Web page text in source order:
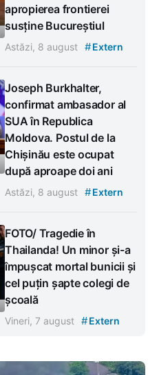
apropierea frontierei
susține Bucureștiul
Astăzi, 8 august #Extern
Joseph Burkhalter,
confirmat ambasador al
SUA în Republica
Moldova. Postul de la
Chișinău este ocupat
după aproape doi ani
Astăzi, 8 august #Extern
FOTO/ Tragedie în
Thailanda! Un minor și-a
împușcat mortal bunicii și
cel puțin șapte colegi de
școală
Vineri, 7 august #Extern